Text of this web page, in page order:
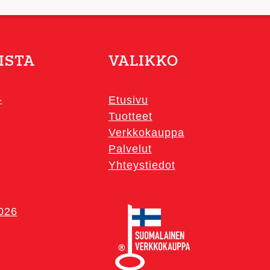
VALIKKO
Etusivu
Tuotteet
Verkkokauppa
Palvelut
Yhteystiedot